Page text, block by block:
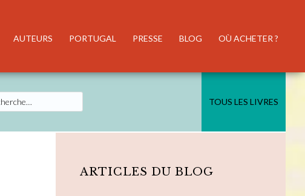
AUTEURS PORTUGAL PRESSE BLOG OÙ ACHETER ?
TOUS LES LIVRES
Sidebar
ARTICLES DU BLOG